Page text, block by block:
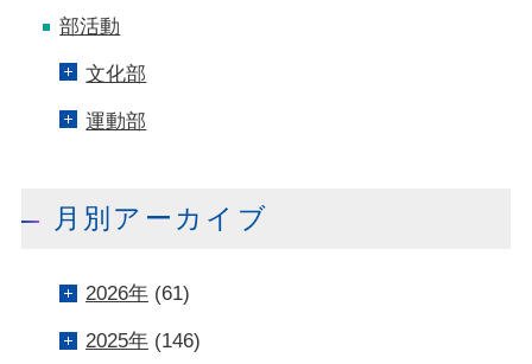
部活動
文化部
運動部
月別アーカイブ
2026年(61)
2025年(146)